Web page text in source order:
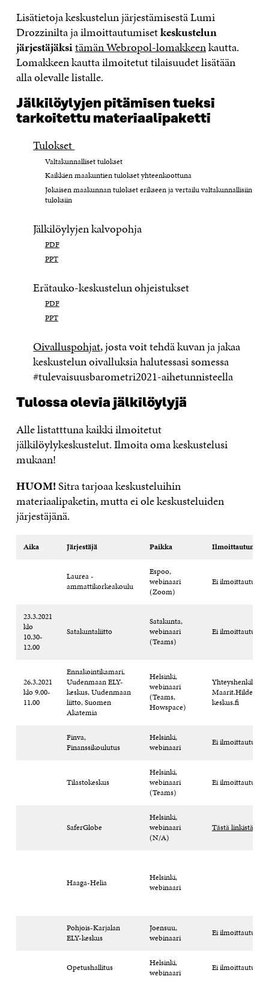
Lisätietoja keskustelun järjestämisestä Lumi
Drozzinilta ja ilmoittautumisetkeskustelun
järjestäjäksitämän Webropol-lomakkeenkautta.
Lomakkeen kautta ilmoitetut tilaisuudet lisätään
alla olevalle listalle.
Jälkilöylyjen pitämisen tueksi
tarkoitettu materiaalipaketti
Tulokset
Valtakunnalliset tulokset
Kaikkien maakuntien tulokset yhteenkoottuna
Jokaisen maakunnan tulokset erikseen ja vertailu valtakunnallisiin
tuloksiin
Jälkilöylyjen kalvopohja
PDF
PPT
Erätauko-keskustelun ohjeistukset
PDF
PPT
Oivalluspohjat, josta voit tehdä kuvan ja jakaa
keskustelun oivalluksia halutessasi somessa
#tulevaisuusbarometri2021-aihetunnisteella
Tulossa olevia jälkilöylyjä
Alle listatttuna kaikki ilmoitetut
jälkilöylykeskustelut. Ilmoita oma keskustelusi
mukaan!
HUOM!Sitra tarjoaa keskusteluihin
materiaalipaketin, mutta ei ole keskusteluiden
järjestäjänä.
Aika Järjestäjä Paikka
Laurea -
ammattikorkeakoulu
Espoo,
webinaari
(Zoom)
Ei
23.3.2021
klo
10.30-
12.00
Satakuntaliitto
Satakunta,
webinaari
(Teams)
Ei
26.3.2021
klo 9.00-
11.00
Ennakointikamari,
Uudenmaan ELY-
keskus, Uudenmaan
liitto, Suomen
Akatemia
Helsinki,
webinaari
(Teams,
Howspace)
Yhteyshenkilö:
keskus.fi
Finva,
Finanssikoulutus
Helsinki,
webinaari
Ei
Tilastokeskus
Helsinki,
webinaari
(Teams)
Ei
SaferGlobe
Helsinki,
webinaari
(N/A)
Tästä linkistä
Haaga-Helia
Helsinki,
webinaari
Pohjois-Karjalan
ELY-keskus
Joensuu,
webinaari
Ei
Opetushallitus
Helsinki,
webinaari
Ei